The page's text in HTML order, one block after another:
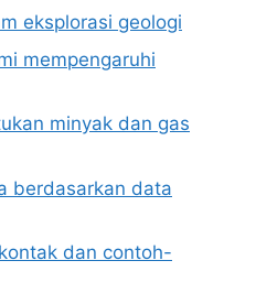
eksplorasi geologi
mempengaruhi
minyak dan gas
berdasarkan data
dan contoh-